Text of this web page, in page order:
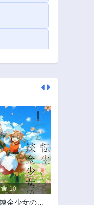
10
金少女のス